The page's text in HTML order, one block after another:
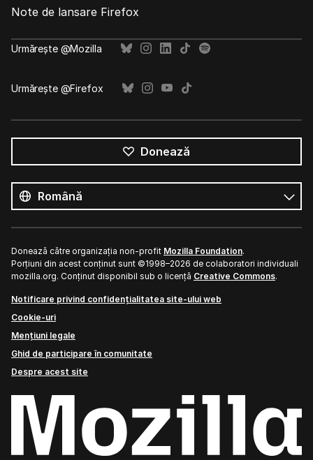
Note de lansare Firefox
Urmărește @Mozilla
Urmărește @Firefox
Donează
limbile
Limbă
Donează către organizația non-profit Mozilla Foundation.
Porțiuni din acest conținut sunt ©1998–2026 de colaboratori individuali
mozilla.org. Conținut disponibil sub o licență Creative Commons.
Notificare privind confidențialitatea site-ului web
Cookie-uri
Mențiuni legale
Ghid de participare în comunitate
Despre acest site